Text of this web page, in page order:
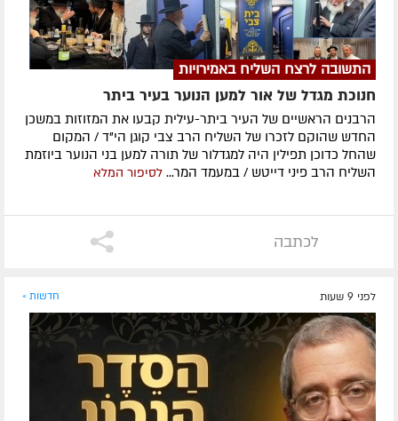
התשובה לרצח השליח באמירויות
חנוכת מגדל של אור למען הנוער בעיר ביתר
הרבנים הראשיים של העיר ביתר-עילית קבעו את המזוזות במשכן
החדש שהוקם לזכרו של השליח הרב צבי קוגן הי"ד / המקום
שהחל כדוכן תפילין היה למגדלור של תורה למען בני הנוער ביוזמת
השליח הרב פיני דייטש / במעמד המר... לסיפור המלא
לכתבה
לפני 9 שעות חדשות »